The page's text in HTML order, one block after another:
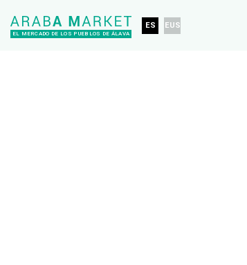
EL MERCADO DE LOS PUEBLOS DE ÁLAVA
ES EUS